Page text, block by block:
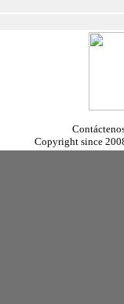
Copyright since